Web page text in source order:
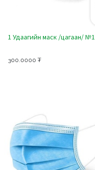
1 Удаагийн маск /цагаан/ №1
300.0000 ₮